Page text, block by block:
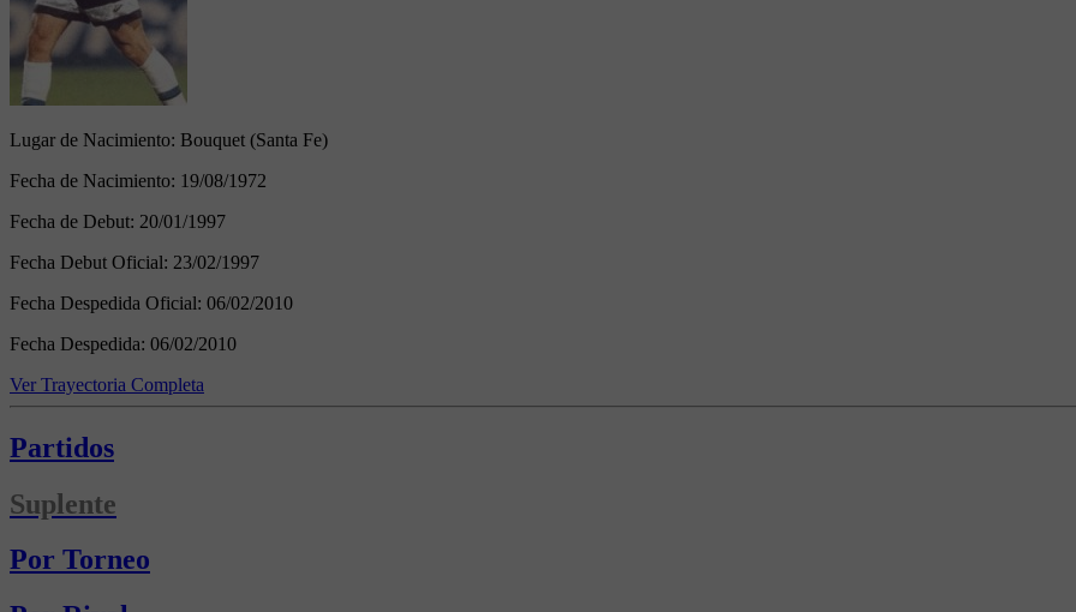
Lugar de Nacimiento: Bouquet (Santa Fe)
Fecha de Nacimiento: 19/08/1972
Fecha de Debut: 20/01/1997
Fecha Debut Oficial: 23/02/1997
Fecha Despedida Oficial: 06/02/2010
Fecha Despedida: 06/02/2010
Ver Trayectoria Completa
Partidos
Suplente
Por Torneo